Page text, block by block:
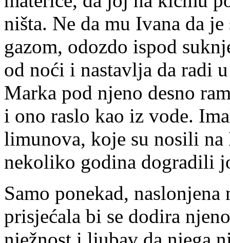
ništa. Ne da mu Ivana da
gazom, odozdo ispod
od noći i nastavlja da radi
Marka pod njeno desno
i ono raslo kao iz vode.
limunova, koje su nosili na
nekoliko godina dogradili
Samo ponekad,
prisjećala bi se dodira